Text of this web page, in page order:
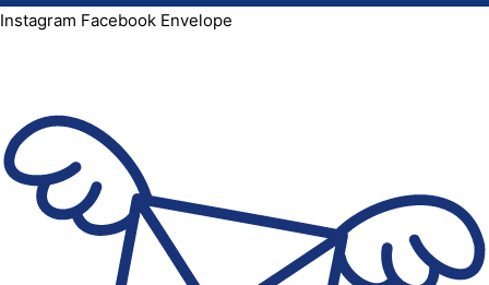
Instagram Facebook Envelope